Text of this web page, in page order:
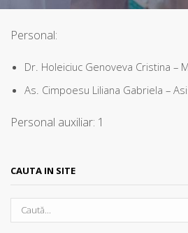
Personal:
Dr. Holeiciuc Genoveva Cristina –
As. Cimpoesu Liliana Gabriela –
Personal auxiliar: 1
CAUTA IN SITE